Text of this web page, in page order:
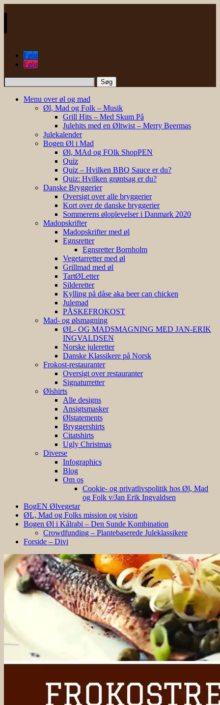
Følg
Følg
Søg
efter:
Menu over øl og mad
Øl, Mad og Folk – Musik
Grill Hits – Med Skum På
Julehits med en Øltwist – Merry Beermas
Julekalender
Bogen Øl i Mad
Øl, MAd og FOlk ShopPEN
Quiz
Quiz – Hvilken BBQ Sauce er du?
Quiz: Hvilken grøntsag er du?
Danske Bryggerier
Oversigt over alle bryggerier
Kort over de danske bryggerier
Sommerens øloplevelser i Danmark 2020
Madopskrifter
Madopskrifter med øl
Egnsretter
Egnsretter Bornholm
Vegetarretter med øl
Grillmad med øl
TartØLetter
Silderetter
Kylling på dåse aka beer can chicken
Julemad
PÅSKEFROKOST
Mad- og ølsmagning
ØL- OG MADSMAGNING MED JAN-ERIK
INGVALDSEN
Norske juleretter
Danske Klassikere på Norsk
Frokost-restauranter
Oversigt over restauranter
Signaturretter
Ølshirts
Alle designs
Ansigtsmasker
Ølstatements
Bryggershirts
Citatshirts
Ugly Christmas
Diverse
Infographics
Blog
Om os
Cookie- og privatlivspolitik hos Øl, Mad
og Folk v/Jan Erik Ingvaldsen
BogEN Ølvegetar
ØL, Mad og Folks mission og vision
Bogen Øl i Kålrabi – Den Sunde Kombination
Crowdfunding – Plantebaserede Juleklassikere
Forside – Divi